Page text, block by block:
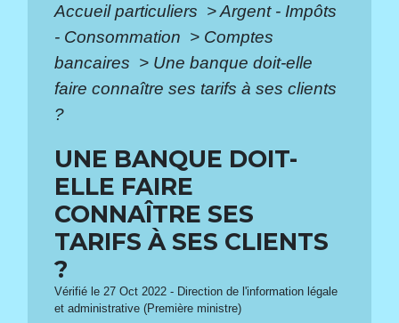
Accueil particuliers >Argent - Impôts
- Consommation > Comptes
bancaires > Une banque doit-elle
faire connaître ses tarifs à ses clients
?
UNE BANQUE DOIT-
ELLE FAIRE
CONNAÎTRE SES
TARIFS À SES CLIENTS
?
Vérifié le 27 Oct 2022 - Direction de l'information légale
et administrative (Première ministre)